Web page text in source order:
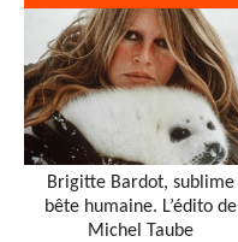
Brigitte Bardot, sublime
bête humaine. L’édito de
Michel Taube